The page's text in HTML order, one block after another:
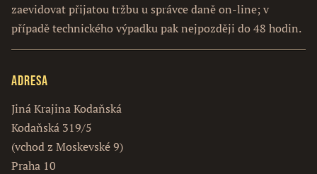
zaevidovat přijatou tržbu u správce daně on-line; v
případě technického výpadku pak nejpozději do 48 hodin.
Adresa
Jiná Krajina Kodaňská
Kodaňská 319/5
(vchod z Moskevské 9)
Praha 10